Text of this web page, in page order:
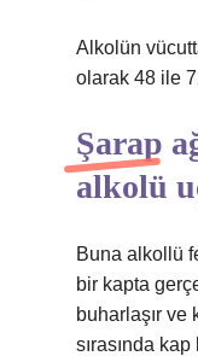
Alkolün
olarak 48 ile
Şarap
alkolü
Buna alkollü
bir kapta
buharlaşır ve
sırasında